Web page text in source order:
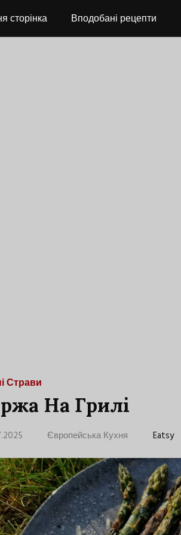
сторінка Вподобані рецепти
Страви
На Грилі
Європейська Кухня Eatsy